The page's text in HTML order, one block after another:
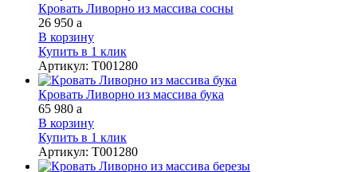
Кровать Ливорно из массива сосны
26 950 a
В корзину
Купить в 1 клик
Артикул: Т001280
Кровать Ливорно из массива бука
65 980 a
В корзину
Купить в 1 клик
Артикул: Т001280